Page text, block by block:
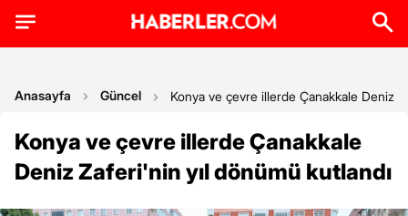
Anasayfa Güncel Konya ve çevre illerde Çanakkale Deniz
Konya ve çevre illerde Çanakkale
Deniz Zaferi'nin yıl dönümü kutlandı